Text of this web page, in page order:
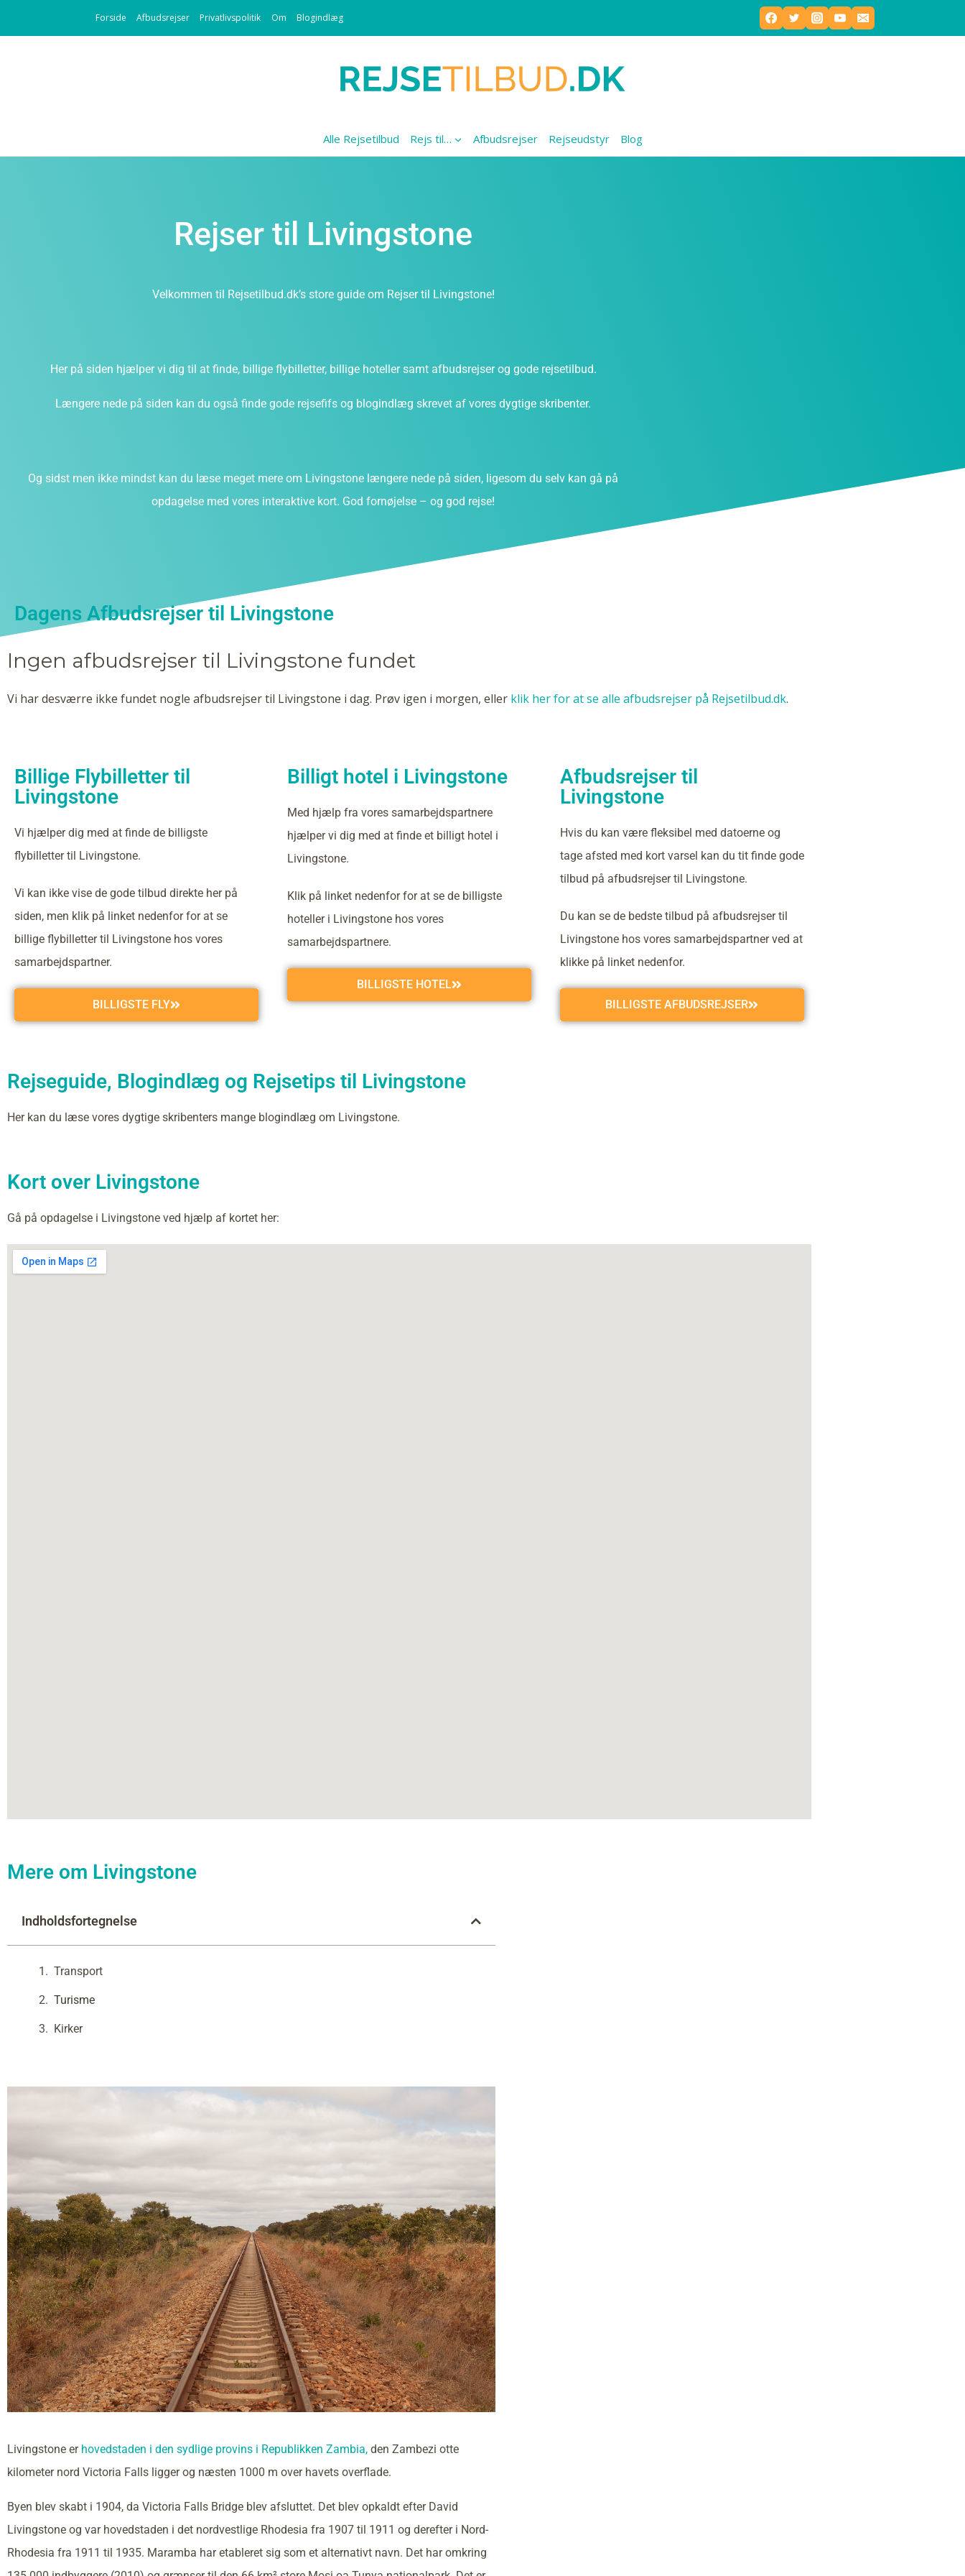
Forside Afbudsrejser Privatlivspolitik Om Blogindlæg
Alle Rejsetilbud Rejs til… Afbudsrejser Rejseudstyr Blog
Rejser til Livingstone
Velkommen til Rejsetilbud.dk’s store guide om Rejser til Livingstone!
Her på siden hjælper vi dig til at finde, billige flybilletter, billige hoteller samt afbudsrejser og gode rejsetilbud.
Længere nede på siden kan du også finde gode rejsefifs og blogindlæg skrevet af vores dygtige skribenter.
Og sidst men ikke mindst kan du læse meget mere om Livingstone længere nede på siden, ligesom du selv kan gå på
opdagelse med vores interaktive kort. God fornøjelse – og god rejse!
Dagens Afbudsrejser til Livingstone
Ingen afbudsrejser til Livingstone fundet
Vi har desværre ikke fundet nogle afbudsrejser til Livingstone i dag. Prøv igen i morgen, eller klik her for at se alle afbudsrejser på Rejsetilbud.dk.
Billige Flybilletter til
Livingstone
Vi hjælper dig med at finde de billigste
flybilletter til Livingstone.
Vi kan ikke vise de gode tilbud direkte her på
siden, men klik på linket nedenfor for at se
billige flybilletter til Livingstone hos vores
samarbejdspartner.
BILLIGSTE FLY
Billigt hotel i Livingstone
Med hjælp fra vores samarbejdspartnere
hjælper vi dig med at finde et billigt hotel i
Livingstone.
Klik på linket nedenfor for at se de billigste
hoteller i Livingstone hos vores
samarbejdspartnere.
BILLIGSTE HOTEL
Afbudsrejser til
Livingstone
Hvis du kan være fleksibel med datoerne og
tage afsted med kort varsel kan du tit finde gode
tilbud på afbudsrejser til Livingstone.
Du kan se de bedste tilbud på afbudsrejser til
Livingstone hos vores samarbejdspartner ved at
klikke på linket nedenfor.
BILLIGSTE AFBUDSREJSER
Rejseguide, Blogindlæg og Rejsetips til Livingstone
Her kan du læse vores dygtige skribenters mange blogindlæg om Livingstone.
Kort over Livingstone
Gå på opdagelse i Livingstone ved hjælp af kortet her:
Mere om Livingstone
Indholdsfortegnelse
Transport
Turisme
Kirker
Livingstone er hovedstaden i den sydlige provins i Republikken Zambia, den Zambezi otte
kilometer nord Victoria Falls ligger og næsten 1000 m over havets overflade.
Byen blev skabt i 1904, da Victoria Falls Bridge blev afsluttet. Det blev opkaldt efter David
Livingstone og var hovedstaden i det nordvestlige Rhodesia fra 1907 til 1911 og derefter i Nord-
Rhodesia fra 1911 til 1935. Maramba har etableret sig som et alternativt navn. Det har omkring